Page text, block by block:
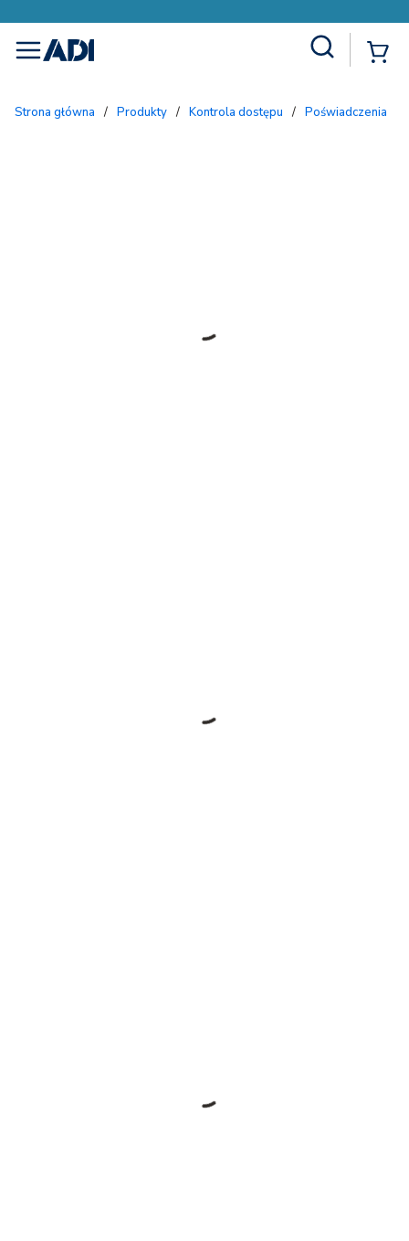
menu
Strona główna / Produkty / Kontrola dostępu / Poświadczenia